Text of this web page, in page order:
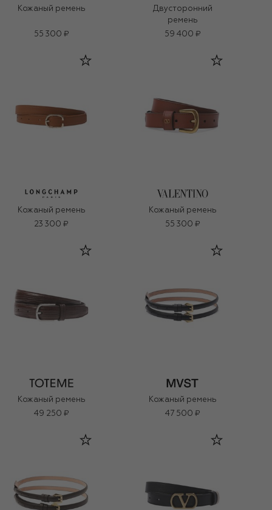
Кожаный ремень
55 300 ₽
Двусторонний
ремень
59 400 ₽
Кожаный ремень
23 300 ₽
Кожаный ремень
55 300 ₽
Кожаный ремень
49 250 ₽
Кожаный ремень
47 500 ₽